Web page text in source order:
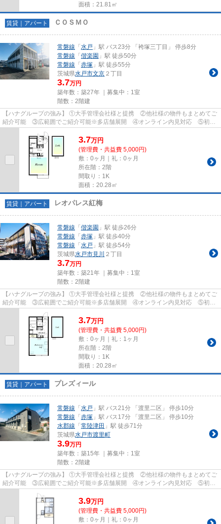
面積：21.81㎡
賃貸｜アパート ＣＯＳＭＯ
常磐線 「 水戸 」駅 バス23分 「袴塚三丁目」 停歩8分
常磐線 「 偕楽園 」駅 徒歩50分
常磐線 「 赤塚 」駅 徒歩55分
茨城県水戸市文京 ２丁目
3.7万円
築年数：築27年 ｜募集中： 1室
階数：2階建
【ハナグループの強み】 ①大手管理会社様と提携 ②他社様の物件もまとめてご
紹介可能 ③広範囲でご紹介可能※多店舗展開 ④オンライン内見対応 ⑤初期
費用クレジット決済対応 【お部屋...
3.7万円
(管理費・共益費 5,000円)
敷：0ヶ月｜礼：0ヶ月
所在階：2階
間取り：1K
面積：20.28㎡
賃貸｜アパート レオパレス紅梅
常磐線 「 偕楽園 」駅 徒歩26分
常磐線 「 赤塚 」駅 徒歩40分
常磐線 「 水戸 」駅 徒歩54分
茨城県水戸市見川 ２丁目
3.7万円
築年数：築21年 ｜募集中： 1室
階数：2階建
【ハナグループの強み】 ①大手管理会社様と提携 ②他社様の物件もまとめてご
紹介可能 ③広範囲でご紹介可能※多店舗展開 ④オンライン内見対応 ⑤初期
費用クレジット決済対応 【お部屋...
3.7万円
(管理費・共益費 5,000円)
敷：0ヶ月｜礼：1ヶ月
所在階：2階
間取り：1K
面積：20.28㎡
賃貸｜アパート プレズィール
常磐線 「 水戸 」駅 バス21分 「渡里二区」 停歩10分
常磐線 「 赤塚 」駅 バス17分 「渡里二区」 停歩10分
水郡線 「 常陸津田 」駅 徒歩71分
茨城県水戸市渡里町
3.9万円
築年数：築15年 ｜募集中： 1室
階数：2階建
【ハナグループの強み】 ①大手管理会社様と提携 ②他社様の物件もまとめてご
紹介可能 ③広範囲でご紹介可能※多店舗展開 ④オンライン内見対応 ⑤初期
費用クレジット決済対応 【お部屋...
3.9万円
(管理費・共益費 5,000円)
敷：0ヶ月｜礼：0ヶ月